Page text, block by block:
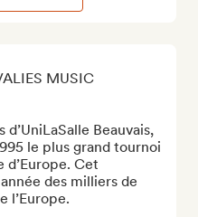
MUSIC
Beauvais,
le plus grand tournoi
d’Europe. Cet
des milliers de
l’Europe.